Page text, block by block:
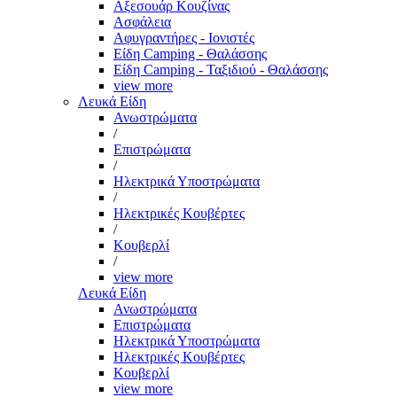
Αξεσουάρ Κουζίνας
Ασφάλεια
Αφυγραντήρες - Ιονιστές
Είδη Camping - Θαλάσσης
Είδη Camping - Ταξιδιού - Θαλάσσης
view more
Λευκά Είδη
Ανωστρώματα
/
Επιστρώματα
/
Ηλεκτρικά Υποστρώματα
/
Ηλεκτρικές Κουβέρτες
/
Κουβερλί
/
view more
Λευκά Είδη
Ανωστρώματα
Επιστρώματα
Ηλεκτρικά Υποστρώματα
Ηλεκτρικές Κουβέρτες
Κουβερλί
view more